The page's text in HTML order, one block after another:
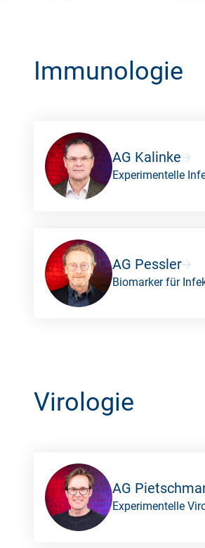
Immunologie
AG Kalinke
Experimentelle
AG Pessler
Biomarker für
Virologie
AG
Experimentelle